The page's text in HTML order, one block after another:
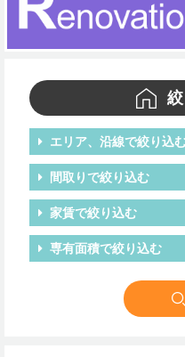
エリア、沿線で絞り込
間取りで絞り込む
家賃で絞り込む
専有面積で絞り込む